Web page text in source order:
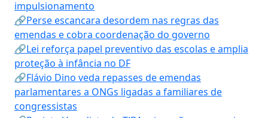
impulsionamento
🔗Perse escancara desordem nas regras das
emendas e cobra coordenação do governo
🔗Lei reforça papel preventivo das escolas e amplia
proteção à infância no DF
🔗Flávio Dino veda repasses de emendas
parlamentares a ONGs ligadas a familiares de
congressistas